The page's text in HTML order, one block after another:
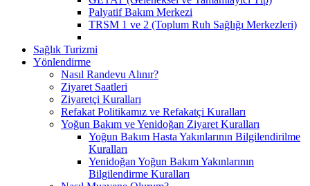
Palyatif Bakım Merkezi
TRSM 1 ve 2 (Toplum Ruh Sağlığı Merkezleri)
Sağlık Turizmi
Yönlendirme
Nasıl Randevu Alınır?
Ziyaret Saatleri
Ziyaretçi Kuralları
Refakat Politikamız ve Refakatçi Kuralları
Yoğun Bakım ve Yenidoğan Ziyaret Kuralları
Yoğun Bakım Hasta Yakınlarının Bilgilendirilme
Kuralları
Yenidoğan Yoğun Bakım Yakınlarının
Bilgilendirme Kuralları